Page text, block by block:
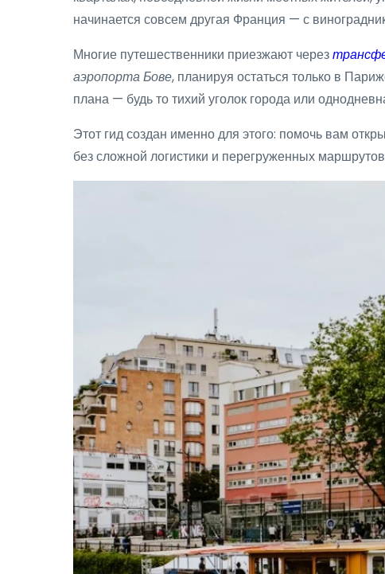
начинается совсем другая Франция — с
Многие путешественники приезжают через
аэропорта Бове, планируя остаться только в
плана — будь то тихий уголок города или
Этот гид создан именно для этого: помочь вам
без сложной логистики и перегруженных